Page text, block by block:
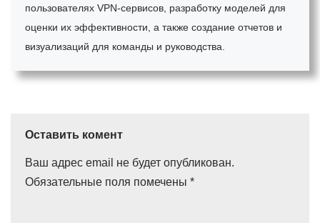
пользователях VPN-сервисов, разработку моделей для
оценки их эффективности, а также создание отчетов и
визуализаций для команды и руководства.
Оставить комент
Ваш адрес email не будет опубликован.
Обязательные поля помечены *